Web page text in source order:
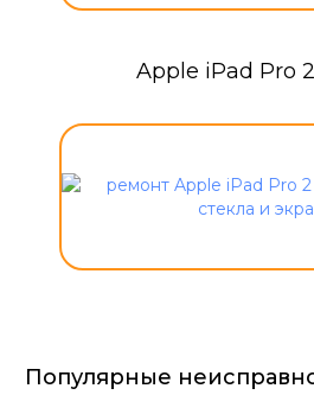
Apple iPad Pro 2
Популярные